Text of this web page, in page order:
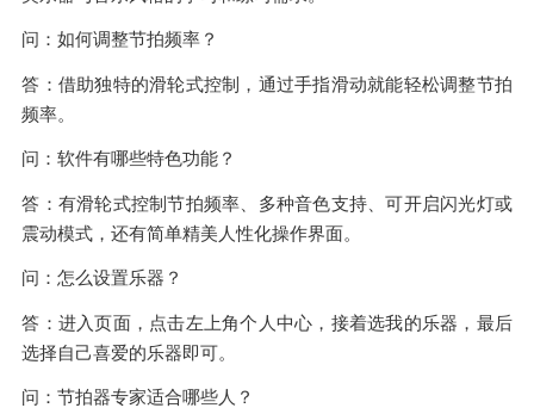
问：如何调整节拍频率？
答：借助独特的滑轮式控制，通过手指滑动就能轻松调整节拍
频率。
问：软件有哪些特色功能？
答：有滑轮式控制节拍频率、多种音色支持、可开启闪光灯或
震动模式，还有简单精美人性化操作界面。
问：怎么设置乐器？
答：进入页面，点击左上角个人中心，接着选我的乐器，最后
选择自己喜爱的乐器即可。
问：节拍器专家适合哪些人？